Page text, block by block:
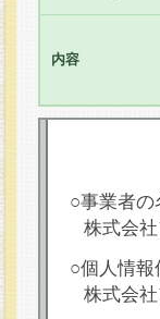
内容
○事業者の
株式会
○個人情
株式会